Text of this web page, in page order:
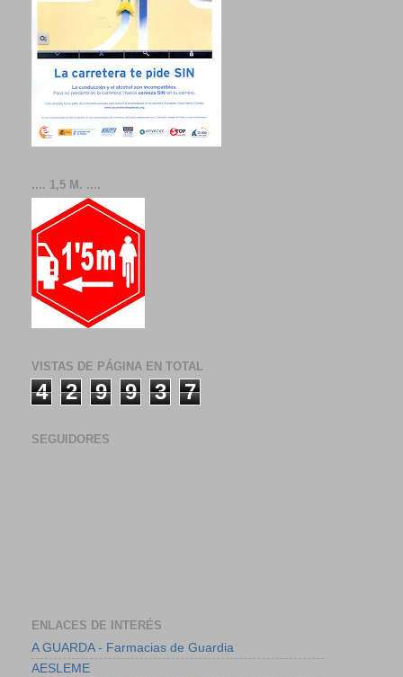
.... 1,5 M. ....
VISTAS DE PÁGINA EN TOTAL
4 2 9 9 3 7
SEGUIDORES
ENLACES DE INTERÉS
A GUARDA - Farmacias de Guardia
AESLEME